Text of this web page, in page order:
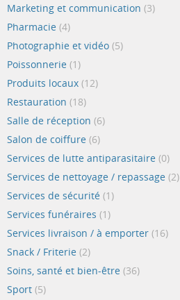
Marketing et communication (3)
Pharmacie (4)
Photographie et vidéo (5)
Poissonnerie (1)
Produits locaux (12)
Restauration (18)
Salle de réception (6)
Salon de coiffure (6)
Services de lutte antiparasitaire (0)
Services de nettoyage / repassage (2)
Services de sécurité (1)
Services funéraires (1)
Services livraison / à emporter (16)
Snack / Friterie (2)
Soins, santé et bien-être (36)
Sport (5)